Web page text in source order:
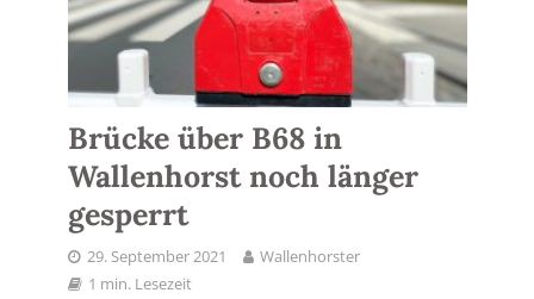
Brücke über B68 in
Wallenhorst noch länger
gesperrt
29. September 2021
Wallenhorster
1 min. Lesezeit